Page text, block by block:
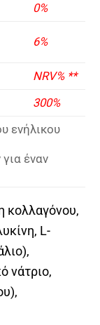
0%
6%
NRV% **
300%
ενήλικου
έναν
κολλαγόνου,
L-
νάτριο,